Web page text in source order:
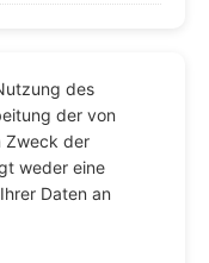
des
der von
Zweck der
weder eine
Daten an